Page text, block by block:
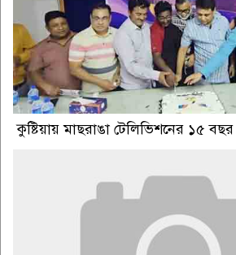
কুষ্টিয়ায় মাছরাঙা টেলিভিশনের ১৫